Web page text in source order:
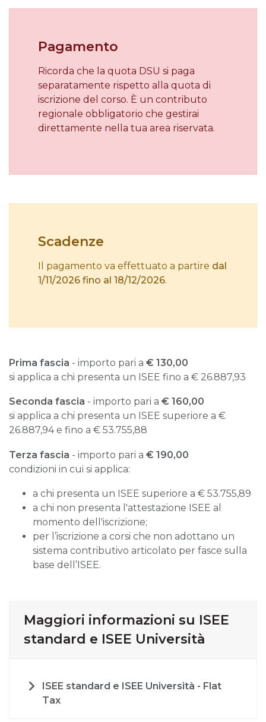
Pagamento
Ricorda che la quota DSU si paga
separatamente rispetto alla quota di
iscrizione del corso. È un contributo
regionale obbligatorio che gestirai
direttamente nella tua area riservata.
Scadenze
Il pagamento va effettuato a partire dal
1/11/2026 fino al 18/12/2026.
Prima fascia - importo pari a € 130,00
si applica a chi presenta un ISEE fino a € 26.887,93
Seconda fascia - importo pari a € 160,00
si applica a chi presenta un ISEE superiore a €
26.887,94 e fino a € 53.755,88
Terza fascia - importo pari a € 190,00
condizioni in cui si applica:
a chi presenta un ISEE superiore a € 53.755,89
a chi non presenta l'attestazione ISEE al
momento dell'iscrizione;
per l’iscrizione a corsi che non adottano un
sistema contributivo articolato per fasce sulla
base dell’ISEE.
Maggiori informazioni su ISEE
standard e ISEE Università
ISEE standard e ISEE Università - Flat
Tax